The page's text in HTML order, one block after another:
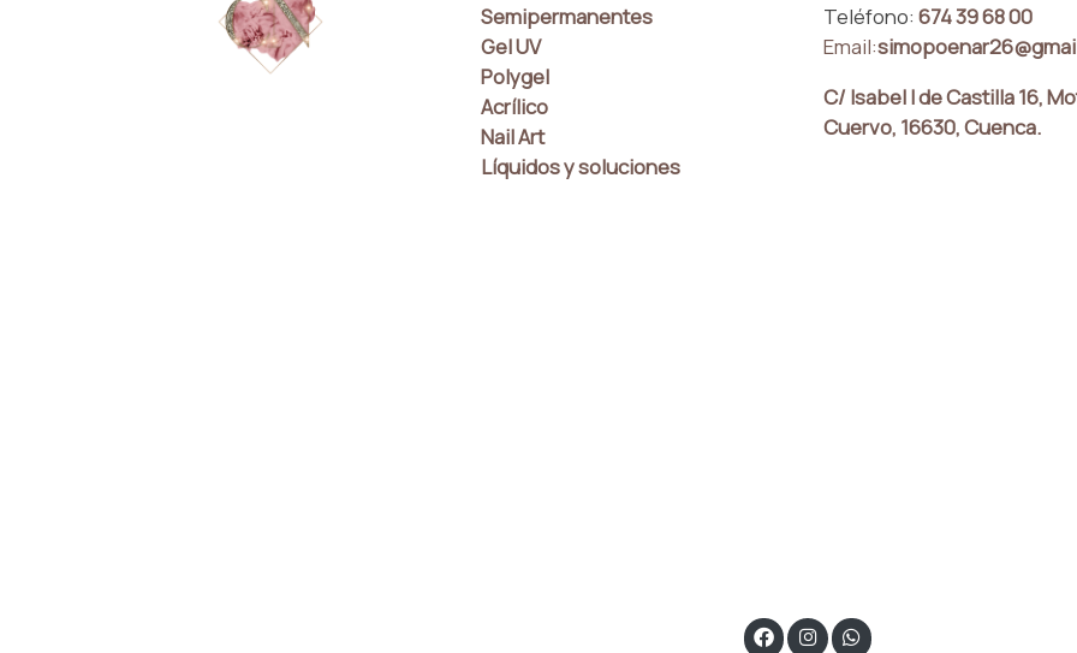
Semipermanentes
Gel UV
Polygel
Acrílico
Nail Art
Líquidos y soluciones
Teléfono: 674 39 68 00
Email:
C/ Isabel I de Castilla 16,
Cuervo, 16630, Cuenca.